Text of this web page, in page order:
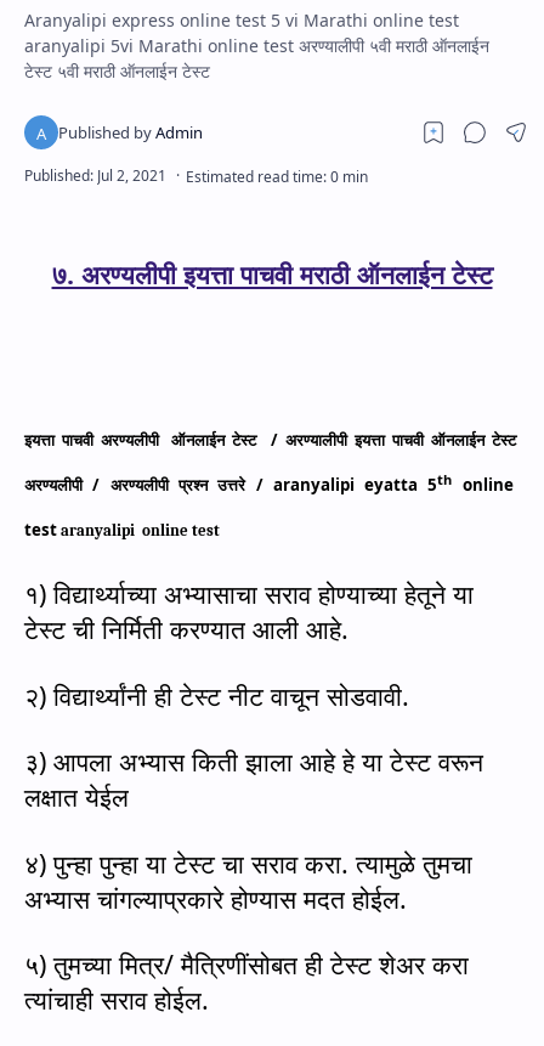
Aranyalipi express online test 5 vi Marathi online test
aranyalipi 5vi Marathi online test अरण्यालीपी ५वी मराठी ऑनलाईन
टेस्ट ५वी मराठी ऑनलाईन टेस्ट
७. अरण्यलीपी इयत्ता पाचवी मराठी ऑनलाईन टेस्ट
इयत्ता पाचवी अरण्यलीपी ऑनलाईन टेस्ट / अरण्यालीपी इयत्ता पाचवी ऑनलाईन टेस्ट
अरण्यलीपी/ अरण्यलीपी प्रश्न उत्तरे / aranyalipi eyatta 5th online
test aranyalipi online test
१) विद्यार्थ्याच्या अभ्यासाचा सराव होण्याच्या हेतूने या
टेस्ट ची निर्मिती करण्यात आली आहे.
२) विद्यार्थ्यांनी ही टेस्ट नीट वाचून सोडवावी.
३) आपला अभ्यास किती झाला आहे हे या टेस्ट वरून
लक्षात येईल
४) पुन्हा पुन्हा या टेस्ट चा सराव करा. त्यामुळे तुमचा
अभ्यास चांगल्याप्रकारे होण्यास मदत होईल.
५) तुमच्या मित्र/ मैत्रिणींसोबत ही टेस्ट शेअर करा
त्यांचाही सराव होईल.